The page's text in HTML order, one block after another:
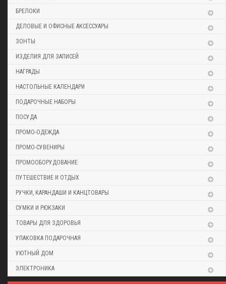
БРЕЛОКИ
ДЕЛОВЫЕ И ОФИСНЫЕ АКСЕССУАРЫ
ЗОНТЫ
ИЗДЕЛИЯ ДЛЯ ЗАПИСЕЙ
НАГРАДЫ
НАСТОЛЬНЫЕ КАЛЕНДАРИ
ПОДАРОЧНЫЕ НАБОРЫ
ПОСУДА
ПРОМО-ОДЕЖДА
ПРОМО-СУВЕНИРЫ
ПРОМООБОРУДОВАНИЕ
ПУТЕШЕСТВИЕ И ОТДЫХ
РУЧКИ, КАРАНДАШИ И КАНЦТОВАРЫ
СУМКИ И РЮКЗАКИ
ТОВАРЫ ДЛЯ ЗДОРОВЬЯ
УПАКОВКА ПОДАРОЧНАЯ
УЮТНЫЙ ДОМ
ЭЛЕКТРОНИКА